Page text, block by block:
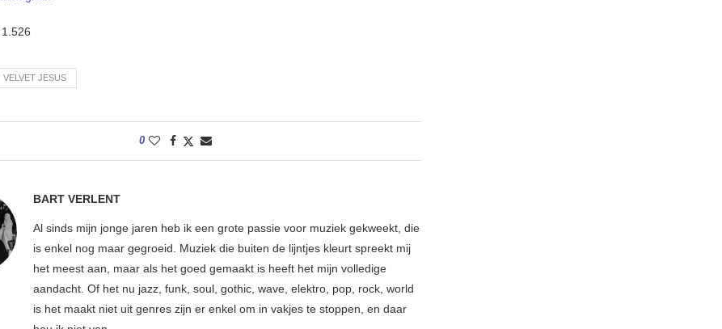
1.526
VELVET JESUS
0
BART VERLENT
Al sinds mijn jonge jaren heb ik een grote passie voor muziek gekweekt, die
is enkel nog maar gegroeid. Muziek die buiten de lijntjes kleurt spreekt mij
het meest aan, maar als het goed gemaakt is heeft het mijn volledige
aandacht. Of het nu jazz, funk, soul, gothic, wave, elektro, pop, rock, world
is het maakt niet uit genres zijn er enkel om in vakjes te stoppen, en daar